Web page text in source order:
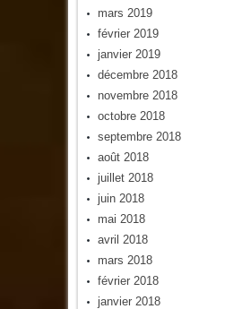
mars 2019
février 2019
janvier 2019
décembre 2018
novembre 2018
octobre 2018
septembre 2018
août 2018
juillet 2018
juin 2018
mai 2018
avril 2018
mars 2018
février 2018
janvier 2018